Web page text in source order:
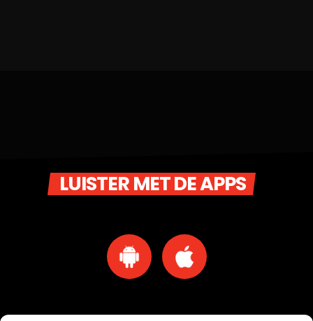
LUISTER MET DE APPS